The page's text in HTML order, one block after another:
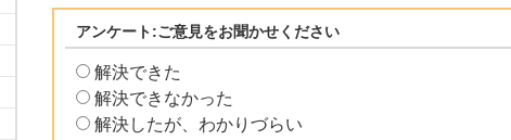
アンケート:ご意見をお聞かせください
解決できた
解決できなかった
解決したが、わかりづらい